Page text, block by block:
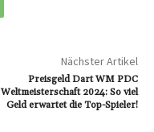
Nächster Artikel
Preisgeld Dart WM PDC
Weltmeisterschaft 2024: So viel
Geld erwartet die Top-Spieler!